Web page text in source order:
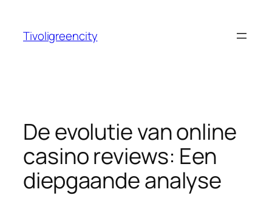
Tivoligreencity
De evolutie van online
casino reviews: Een
diepgaande analyse